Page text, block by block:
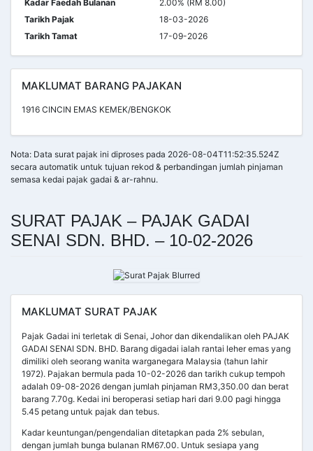
Kadar Faedah Bulanan
2.00% (RM 8.00)
Tarikh Pajak
18-03-2026
Tarikh Tamat
17-09-2026
MAKLUMAT BARANG PAJAKAN
1916 CINCIN EMAS KEMEK/BENGKOK
Nota: Data surat pajak ini diproses pada 2026-08-04T11:52:35.524Z
secara automatik untuk tujuan rekod & perbandingan jumlah pinjaman
semasa kedai pajak gadai & ar-rahnu.
SURAT PAJAK – PAJAK GADAI
SENAI SDN. BHD. – 10-02-2026
MAKLUMAT SURAT PAJAK
Pajak Gadai ini terletak di Senai, Johor dan dikendalikan oleh PAJAK
GADAI SENAI SDN. BHD. Barang digadai ialah rantai leher emas yang
dimiliki oleh seorang wanita warganegara Malaysia (tahun lahir
1972). Pajakan bermula pada 10-02-2026 dan tarikh cukup tempoh
adalah 09-08-2026 dengan jumlah pinjaman RM3,350.00 dan berat
barang 7.70g. Kedai ini beroperasi setiap hari dari 9.00 pagi hingga
5.45 petang untuk pajak dan tebus.
Kadar keuntungan/pengendalian ditetapkan pada 2% sebulan,
dengan jumlah bunga bulanan RM67.00. Untuk sesiapa yang